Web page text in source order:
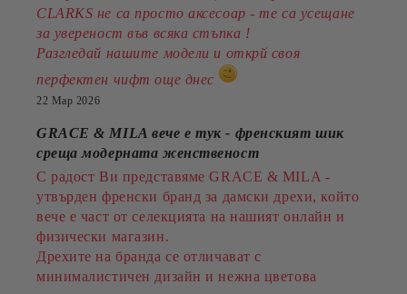
CLARKS не са просто аксесоар - те са усещане
за увереност във всяка стъпка !
Разгледай нашите модели и открй своя
перфектен чифт още днес
22 Мар 2026
GRACE & MILA вече е тук - френският шик
среща модерната женственост
С радост Ви представяме GRACE & MILA -
утвърден френски бранд за дамски дрехи, който
вече е част от селекцията на нашият онлайн и
физически магазин.
Дрехите на бранда се отличават с
минималистичен дизайн и нежна цветова